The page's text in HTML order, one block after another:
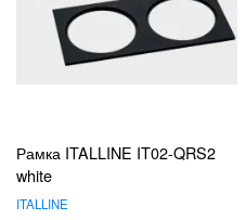
Рамка ITALLINE IT02-QRS2
white
ITALLINE